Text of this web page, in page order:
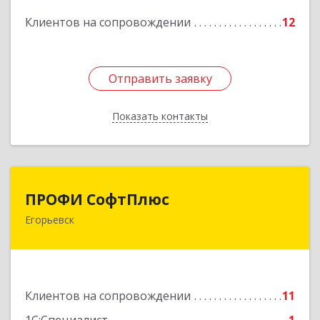
Клиентов на сопровождении 12
Отправить заявку
Показать контакты
Отправить заявку
Назад
ПРОФИ СофтПлюс
Егорьевск
Клиентов на сопровождении
11